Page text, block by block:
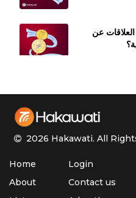
عن
وتأثيرها على
للحرقصة
2026 Hakawati. All
Home
About
Login
Contact us